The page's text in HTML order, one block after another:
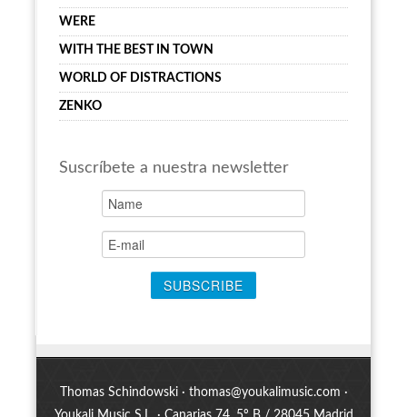
WERE
WITH THE BEST IN TOWN
WORLD OF DISTRACTIONS
ZENKO
Suscríbete a nuestra newsletter
Thomas Schindowski · thomas@youkalimusic.com ·